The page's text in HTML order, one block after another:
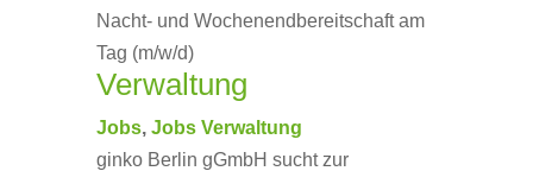
Nacht- und Wochenendbereitschaft am
Tag (m/w/d)
Verwaltung
Jobs, Jobs Verwaltung
ginko Berlin gGmbH sucht zur